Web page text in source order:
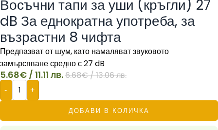
Восъчни тапи за уши (кръгли) 27
dB За еднократна употреба, за
възрастни 8 чифта
Предпазват от шум, като намаляват звуковото
замърсяване средно с 27 dB
5.68€ / 11.11 лв.6.68€/ 13.06 лв.
- +
ДОБАВИ В КОЛИЧКА